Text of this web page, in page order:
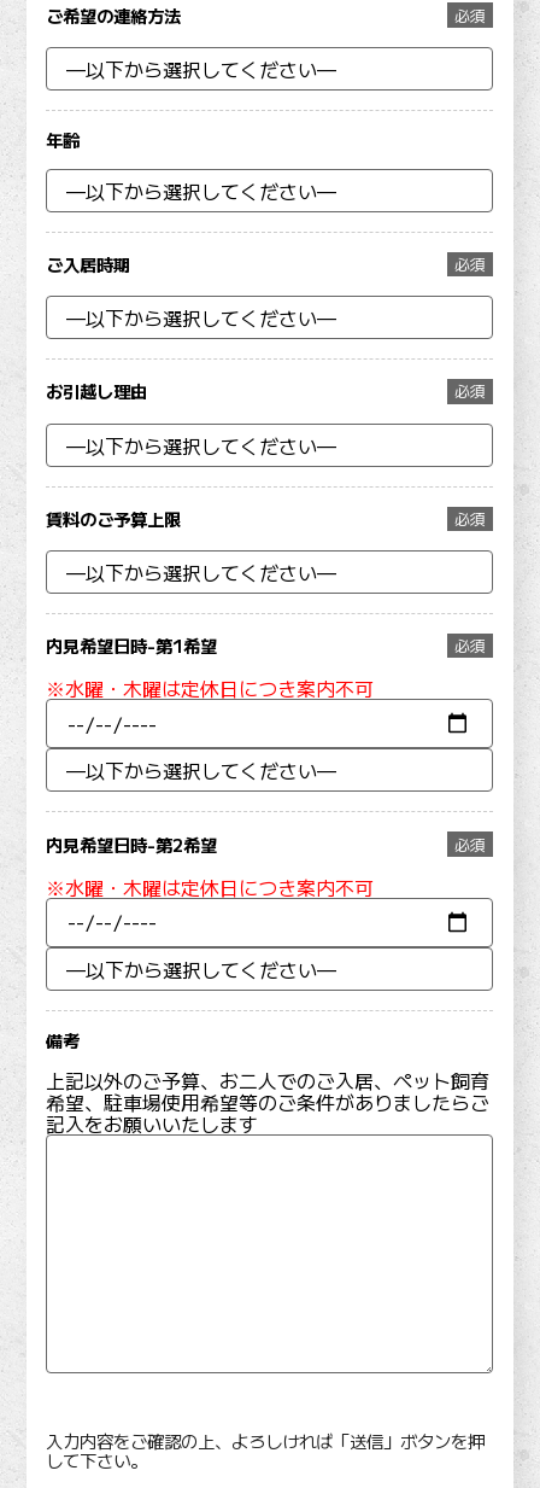
ご希望の連絡方法 必須
年齢
ご入居時期 必須
お引越し理由 必須
賃料のご予算上限 必須
内見希望日時-第1希望 必須
※水曜・木曜は定休日につき案内不可
内見希望日時-第2希望 必須
※水曜・木曜は定休日につき案内不可
備考
上記以外のご予算、お二人でのご入居、ペット飼育
希望、駐車場使用希望等のご条件がありましたらご
記入をお願いいたします
入力内容をご確認の上、よろしければ「送信」ボタンを押
して下さい。